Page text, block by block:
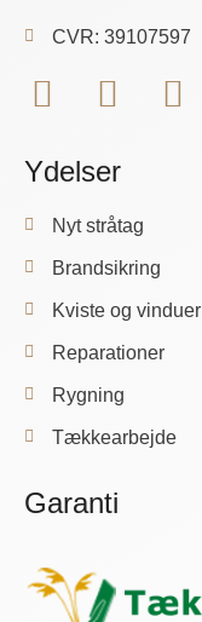
CVR: 39107597
Ydelser
Nyt stråtag
Brandsikring
Kviste og vinduer
Reparationer
Rygning
Tækkearbejde
Garanti